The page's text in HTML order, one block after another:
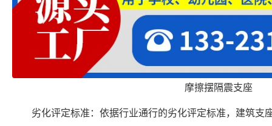
摩擦摆隔震支座
劣化评定标准：依据行业通行的劣化评定标准，建筑支